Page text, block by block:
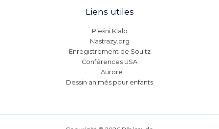
Liens utiles
Pieśni Klalo
Nastrazy.org
Enregistrement de Soultz
Conférences USA
L’Aurore
Dessin animés pour enfants